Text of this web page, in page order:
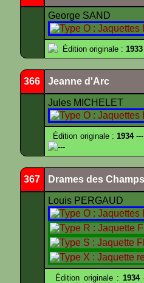
George SAND
Édition originale : 1933
366 Jeanne d'Arc
Jules MICHELET
Édition originale :1934---
---
367 Drames des
Louis PERGAUD
Édition originale : 1934